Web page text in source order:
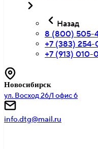
Назад
8 (800) 505-
+7 (383) 254-
+7 (913) 010-
Новосибирск
ул. Восход 26/1 офис 6
info.dtg@mail.ru